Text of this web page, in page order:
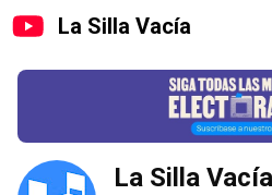
La Silla Vacía
La Silla Vacía